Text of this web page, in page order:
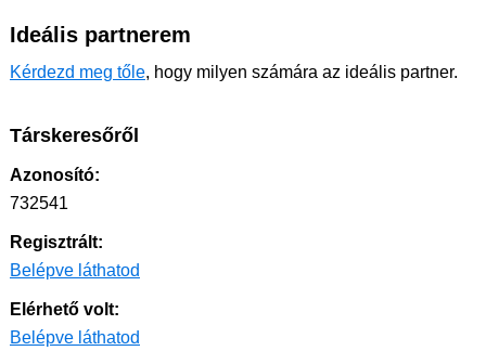
Ideális partnerem
Kérdezd meg tőle, hogy milyen számára az ideális partner.
Társkeresőről
Azonosító:
732541
Regisztrált:
Belépve láthatod
Elérhető volt:
Belépve láthatod